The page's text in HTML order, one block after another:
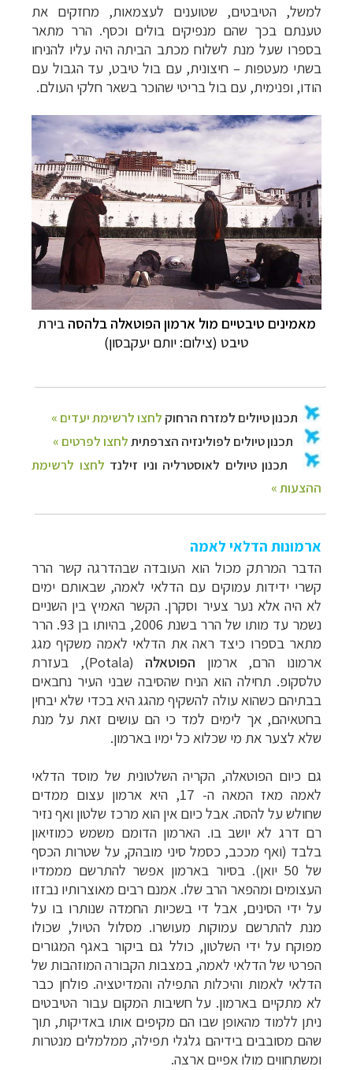
למשל, הטיבטים, שטוענים לעצמאות, מחזקים את
טענתם בכך שהם מנפיקים בולים וכסף. הרר מתאר
בספרו שעל מנת לשלוח מכתב הביתה היה עליו להניחו
בשתי מעטפות– חיצונית, עם בול טיבט, עד הגבול עם
הודו, ופנימית, עם בול בריטי שהוכר בשאר חלקי העולם.
מאמינים טיבטיים מול ארמון הפוטאלה בלהסה בירת
טיבט (צילום: יותם יעקבסון)
ארמונות הדלאי לאמה
הדבר המרתק מכול הוא העובדה שבהדרגה קשר הרר
קשרי ידידות עמוקים עם הדלאי לאמה, שבאותם ימים
לא היה אלא נער צעיר וסקרן. הקשר האמיץ בין השניים
נשמר עד מותו של הרר בשנת 2006, בהיותו בן 93.
הרר
מתאר בספרו כיצד ראה את הדלאי לאמה משקיף מגג
ארמונו הרם, ארמון הפוטאלה (
Potala), בעזרת
טלסקופ. תחילה הוא הניח שהסיבה שבני העיר נחבאים
בבתיהם כשהוא עולה להשקיף מהגג היא בכדי שלא יבחין
בחטאיהם, אך לימים למד כי הם עושים זאת על מנת
שלא לצער את מי שכלוא כל ימיו בארמון.
גם כיום הפוטאלה, הקריה השלטונית של מוסד הדלאי
לאמה מאז המאה ה- 17, היא ארמון עצום ממדים
שחולש על להסה. אבל כיום אין הוא מרכז שלטון ואף נזיר
רם דרג לא יושב בו. הארמון הדומם משמש כמוזיאון
בלבד (ואף מככב, כסמל סיני מובהק, על שטרות הכסף
של 50 יואן). בסיור בארמון אפשר להתרשם מממדיו
העצומים ומהפאר הרב שלו. אמנם רבים מאוצרותיו נבזזו
על ידי הסינים, אבל די בשכיות החמדה שנותרו בו על
מנת להתרשם עמוקות מעושרו. מסלול הטיול, שכולו
מפוקח על ידי השלטון, כולל גם ביקור באגף המגורים
הפרטי של הדלאי לאמה, במצבות הקבורה המוזהבות של
הדלאי לאמות והיכלות התפילה והמדיטציה. פולחן כבר
לא מתקיים בארמון. על חשיבות המקום עבור הטיבטים
ניתן ללמוד מהאופן שבו הם מקיפים אותו באדיקות, תוך
שהם מסובבים בידיהם גלגלי תפילה, ממלמלים מנטרות
ומשתחווים מולו אפיים ארצה.